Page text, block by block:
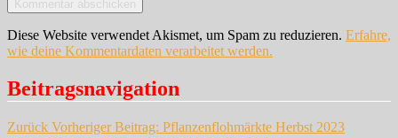
Diese Website verwendet Akismet, um Spam zu reduzieren. Erfahre,
wie deine Kommentardaten verarbeitet werden.
Beitragsnavigation
Zurück Vorheriger Beitrag: Pflanzenflohmärkte Herbst 2023